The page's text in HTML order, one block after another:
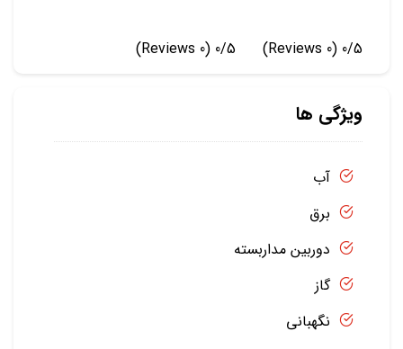
0/5
(0 Reviews)
0/5
(0 Reviews)
ویژگی ها
آب
برق
دوربین مداربسته
گاز
نگهبانی